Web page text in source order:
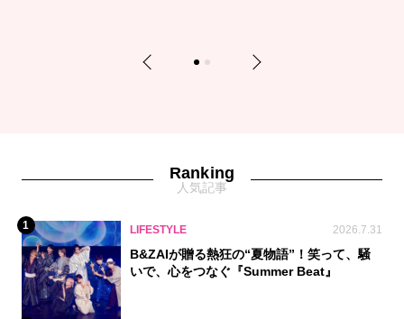
Previous 1 2 Next
Ranking
人気記事
1 LIFESTYLE 2026.7.31
B&ZAIが贈る熱狂の“夏物語”！笑って、騒
いで、心をつなぐ『Summer Beat』